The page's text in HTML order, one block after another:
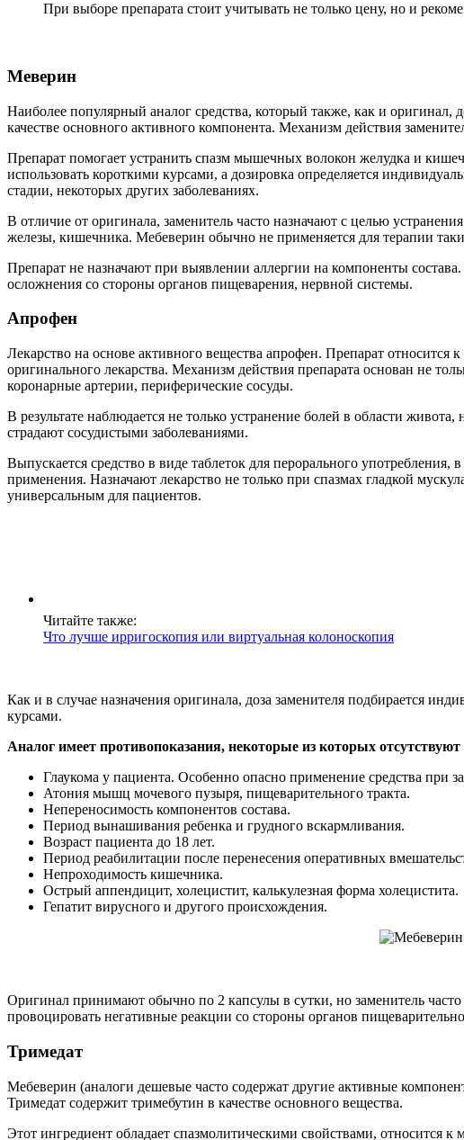
При выборе препарата стоит учитывать не только цену, но и
Меверин
Наиболее популярный аналог средства, который также, как и оригинал,
качестве основного активного компонента. Механизм действия
Препарат помогает устранить спазм мышечных волокон желудка и
использовать короткими курсами, а дозировка определяется
стадии, некоторых других заболеваниях.
В отличие от оригинала, заменитель часто назначают с целью
железы, кишечника. Мебеверин обычно не применяется для терапии
Препарат не назначают при выявлении аллергии на компоненты
осложнения со стороны органов пищеварения, нервной системы.
Апрофен
Лекарство на основе активного вещества апрофен. Препарат
оригинального лекарства. Механизм действия препарата основан не
коронарные артерии, периферические сосуды.
В результате наблюдается не только устранение болей в области
страдают сосудистыми заболеваниями.
Выпускается средство в виде таблеток для перорального
применения. Назначают лекарство не только при спазмах гладкой
универсальным для пациентов.
Читайте также:
Что лучше ирригоскопия или виртуальная колоноскопия
Как и в случае назначения оригинала, доза заменителя подбирается
курсами.
Аналог имеет противопоказания, некоторые из которых
Глаукома у пациента. Особенно опасно применение средства при
Атония мышц мочевого пузыря, пищеварительного тракта.
Непереносимость компонентов состава.
Период вынашивания ребенка и грудного вскармливания.
Возраст пациента до 18 лет.
Период реабилитации после перенесения оперативных
Непроходимость кишечника.
Острый аппендицит, холецистит, калькулезная форма холецистита.
Гепатит вирусного и другого происхождения.
Оригинал принимают обычно по 2 капсулы в сутки, но заменитель
провоцировать негативные реакции со стороны органов
Тримедат
Мебеверин (аналоги дешевые часто содержат другие активные
Тримедат содержит тримебутин в качестве основного вещества.
Этот ингредиент обладает спазмолитическими свойствами, относится